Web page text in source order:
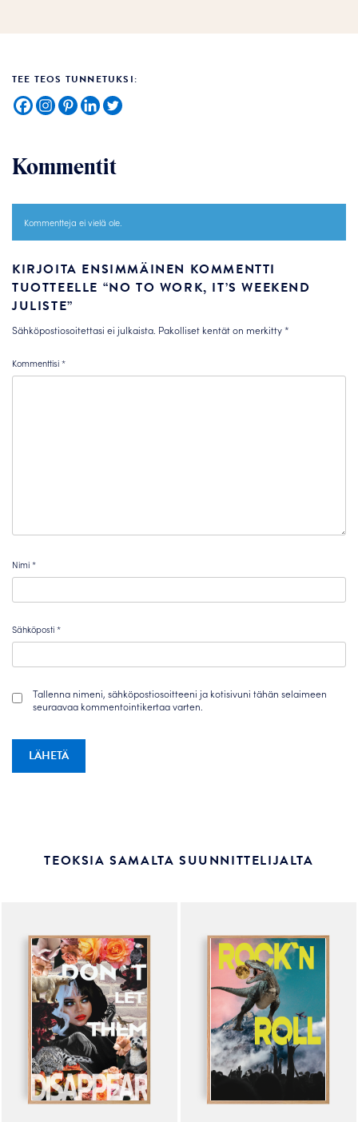
TEE TEOS TUNNETUKSI:
Kommentit
Kommentteja ei vielä ole.
KIRJOITA ENSIMMÄINEN KOMMENTTI
TUOTTEELLE “NO TO WORK, IT’S WEEKEND
JULISTE”
Sähköpostiosoitettasi ei julkaista. Pakolliset kentät on merkitty*
Kommenttisi*
Nimi*
Sähköposti*
Tallenna nimeni, sähköpostiosoitteeni ja kotisivuni tähän selaimeen
seuraavaa kommentointikertaa varten.
TEOKSIA SAMALTA SUUNNITTELIJALTA